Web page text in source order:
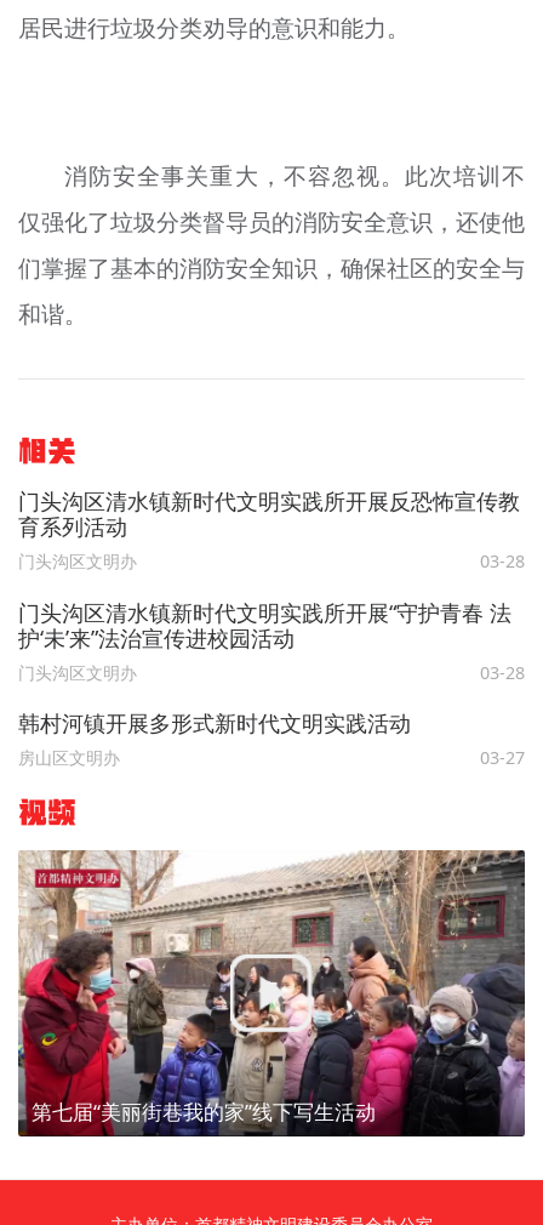
居民进行垃圾分类劝导的意识和能力。
消防安全事关重大，不容忽视。此次培训不
仅强化了垃圾分类督导员的消防安全意识，还使他
们掌握了基本的消防安全知识，确保社区的安全与
和谐。
相关
门头沟区清水镇新时代文明实践所开展反恐怖宣传教
育系列活动
门头沟区文明办 03-28
门头沟区清水镇新时代文明实践所开展“守护青春 法
护‘未’来”法治宣传进校园活动
门头沟区文明办 03-28
韩村河镇开展多形式新时代文明实践活动
房山区文明办 03-27
视频
第七届“美丽街巷我的家”线下写生活动